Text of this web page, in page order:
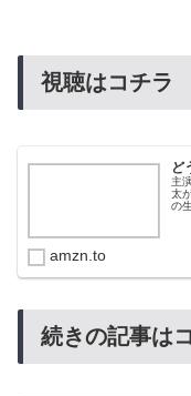
視聴はコチラ
ど
主
太
の
amzn.to
続きの記事は